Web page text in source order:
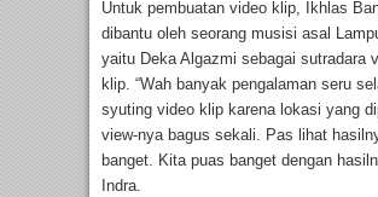
Untuk pembuatan video klip, Ikhlas
dibantu oleh seorang musisi asal
yaitu Deka Algazmi sebagai sutradara
klip. “Wah banyak pengalaman seru
syuting video klip karena lokasi yang
view-nya bagus sekali. Pas lihat
banget. Kita puas banget dengan
Indra.